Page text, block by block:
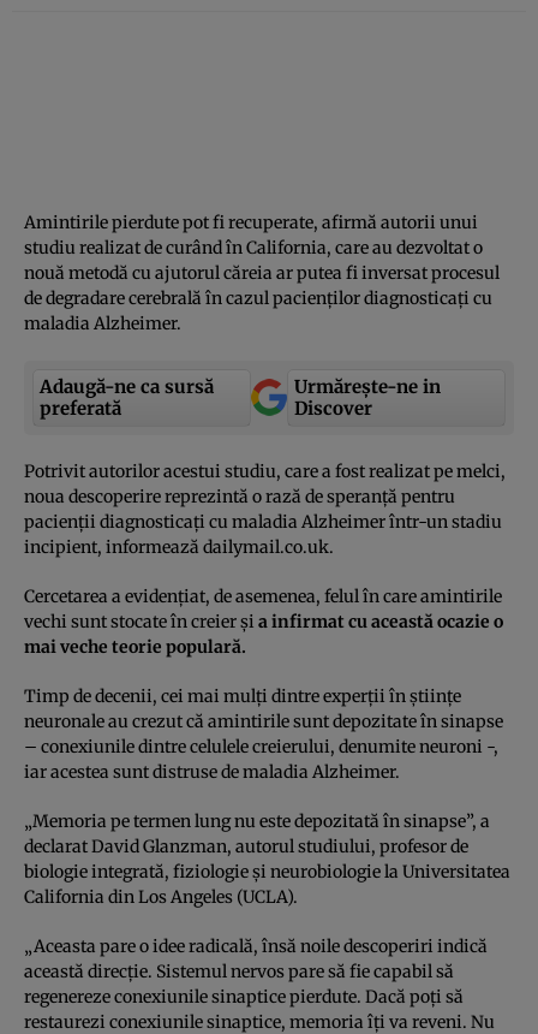
Amintirile pierdute pot fi recuperate, afirmă autorii unui
studiu realizat de curând în California, care au dezvoltat o
nouă metodă cu ajutorul căreia ar putea fi inversat procesul
de degradare cerebrală în cazul pacienţilor diagnosticaţi cu
maladia Alzheimer.
Adaugă-ne ca sursă
preferată
Urmărește-ne in
Discover
Potrivit autorilor acestui studiu, care a fost realizat pe melci,
noua descoperire reprezintă o rază de speranţă pentru
pacienţii diagnosticaţi cu maladia Alzheimer într-un stadiu
incipient, informează dailymail.co.uk.
Cercetarea a evidenţiat, de asemenea, felul în care amintirile
vechi sunt stocate în creier şi a infirmat cu această ocazie o
mai veche teorie populară.
Timp de decenii, cei mai mulţi dintre experţii în ştiinţe
neuronale au crezut că amintirile sunt depozitate în sinapse
– conexiunile dintre celulele creierului, denumite neuroni -,
iar acestea sunt distruse de maladia Alzheimer.
„Memoria pe termen lung nu este depozitată în sinapse”, a
declarat David Glanzman, autorul studiului, profesor de
biologie integrată, fiziologie şi neurobiologie la Universitatea
California din Los Angeles (UCLA).
„Aceasta pare o idee radicală, însă noile descoperiri indică
această direcţie. Sistemul nervos pare să fie capabil să
regenereze conexiunile sinaptice pierdute. Dacă poţi să
restaurezi conexiunile sinaptice, memoria îţi va reveni. Nu